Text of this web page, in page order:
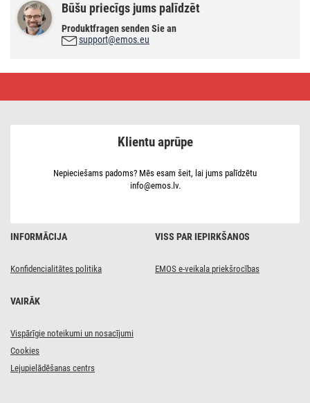
Būšu priecīgs jums palīdzēt
Produktfragen senden Sie an
support@emos.eu
INFORMĀCIJA
Konfidencialitātes politika
VISS PAR IEPIRKŠANOS
EMOS e-veikala priekšrocības
VAIRĀK
Vispārīgie noteikumi un nosacījumi
Cookies
Lejupielādēšanas centrs
Klientu aprūpe
Nepieciešams padoms? Mēs esam šeit, lai jums palīdzētu
info@emos.lv.